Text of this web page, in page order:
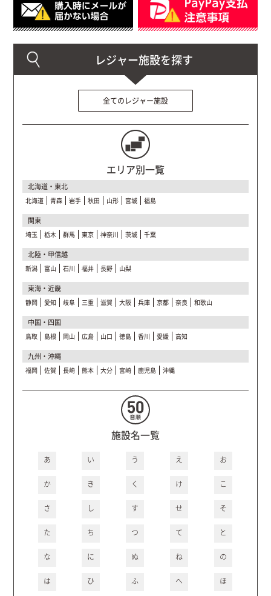
全てのレジャー施設
エリア別一覧
北海道・東北
北海道 青森 岩手 秋田 山形 宮城 福島
関東
埼玉 栃木 群馬 東京 神奈川 茨城 千葉
北陸・甲信越
新潟 富山 石川 福井 長野 山梨
東海・近畿
静岡 愛知 岐阜 三重 滋賀 大阪 兵庫 京都 奈良 和歌山
中国・四国
鳥取 島根 岡山 広島 山口 徳島 香川 愛媛 高知
九州・沖縄
福岡 佐賀 長崎 熊本 大分 宮崎 鹿児島 沖縄
施設名一覧
あ い う え お
か き く け こ
さ し す せ そ
た ち つ て と
な に ぬ ね の
は ひ ふ へ ほ